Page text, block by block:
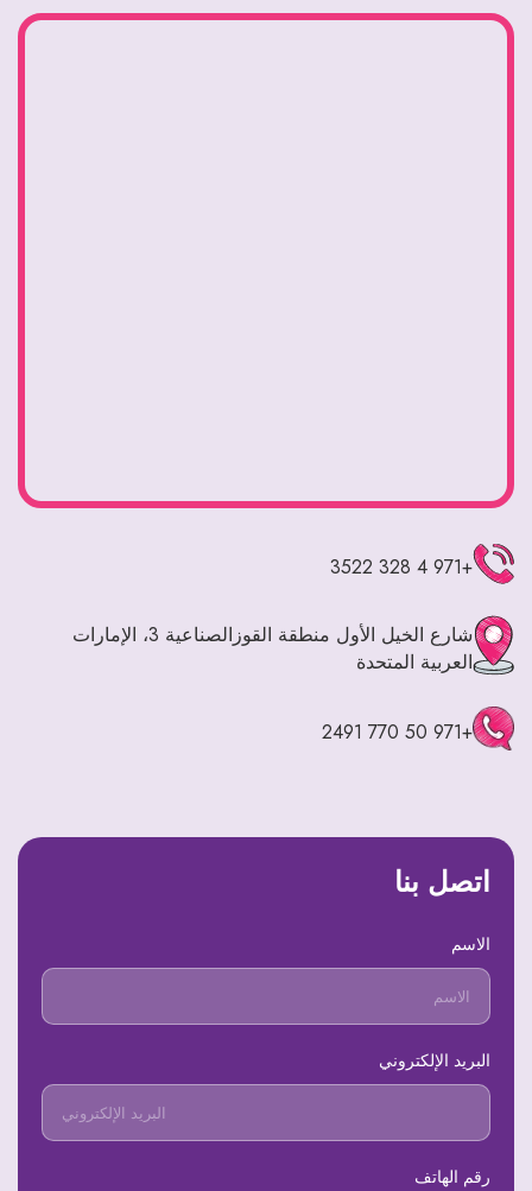
+971 4 328 3522
First Al Khail St - Al Quoz - Al Quoz Industrial Area 3 -
Dubai - United Arab Emirates
+971 4 328 3522
شارع الخيل الأول منطقة القوزالصناعية 3، الإمارات
العربية المتحدة
+971 50 770 2491
اتصل بنا
الاسم
البريد الإلكتروني
رقم الهاتف